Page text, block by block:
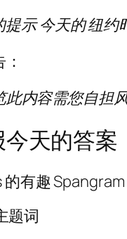
提示今天的纽约
此内容需您自担
天的答案
的有趣
题词